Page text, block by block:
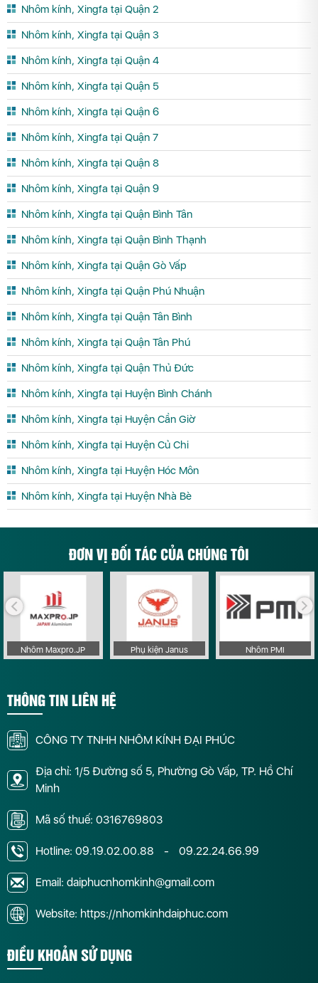
Nhôm kính, Xingfa tại Quận 2
Nhôm kính, Xingfa tại Quận 3
Nhôm kính, Xingfa tại Quận 4
Nhôm kính, Xingfa tại Quận 5
Nhôm kính, Xingfa tại Quận 6
Nhôm kính, Xingfa tại Quận 7
Nhôm kính, Xingfa tại Quận 8
Nhôm kính, Xingfa tại Quận 9
Nhôm kính, Xingfa tại Quận Bình Tân
Nhôm kính, Xingfa tại Quận Bình Thạnh
Nhôm kính, Xingfa tại Quận Gò Vấp
Nhôm kính, Xingfa tại Quận Phú Nhuận
Nhôm kính, Xingfa tại Quận Tân Bình
Nhôm kính, Xingfa tại Quận Tân Phú
Nhôm kính, Xingfa tại Quận Thủ Đức
Nhôm kính, Xingfa tại Huyện Bình Chánh
Nhôm kính, Xingfa tại Huyện Cần Giờ
Nhôm kính, Xingfa tại Huyện Củ Chi
Nhôm kính, Xingfa tại Huyện Hóc Môn
Nhôm kính, Xingfa tại Huyện Nhà Bè
ĐƠN VỊ ĐỐI TÁC CỦA CHÚNG TÔI
Nhôm Maxpro.JP Phụ kiện Janus Nhôm PMI
THÔNG TIN LIÊN HỆ
CÔNG TY TNHH NHÔM KÍNH ĐẠI PHÚC
Địa chỉ: 1/5 Đường số 5, Phường Gò Vấp, TP. Hồ Chí
Minh
Mã số thuế: 0316769803
Hotline: 09.19.02.00.88 - 09.22.24.66.99
Email: daiphucnhomkinh@gmail.com
Website: https://nhomkinhdaiphuc.com
ĐIỀU KHOẢN SỬ DỤNG